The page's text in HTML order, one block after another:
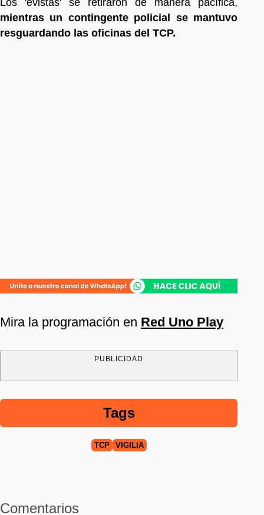
mientras un contingente policial se mantuvo
resguardando las oficinas del TCP.
Mira la programación en Red Uno Play
PUBLICIDAD
Tags
TCP VIGILIA
Comentarios